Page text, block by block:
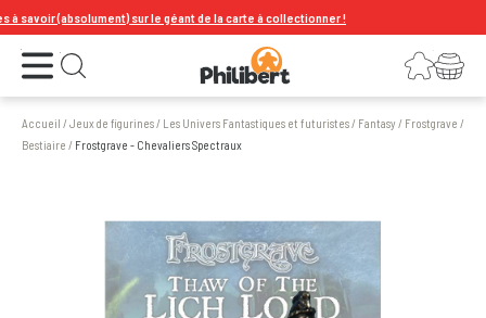
(absolument) sur le géant de la carte à collectionner !
Ouvrir le menu Ouvrir la recherche Connexion
Votre panier
Accueil /Jeux de figurines/ Les Univers Fantastiques et futuristes/ Fantasy/ Frostgrave /
Bestiaire / Frostgrave - Chevaliers Spectraux